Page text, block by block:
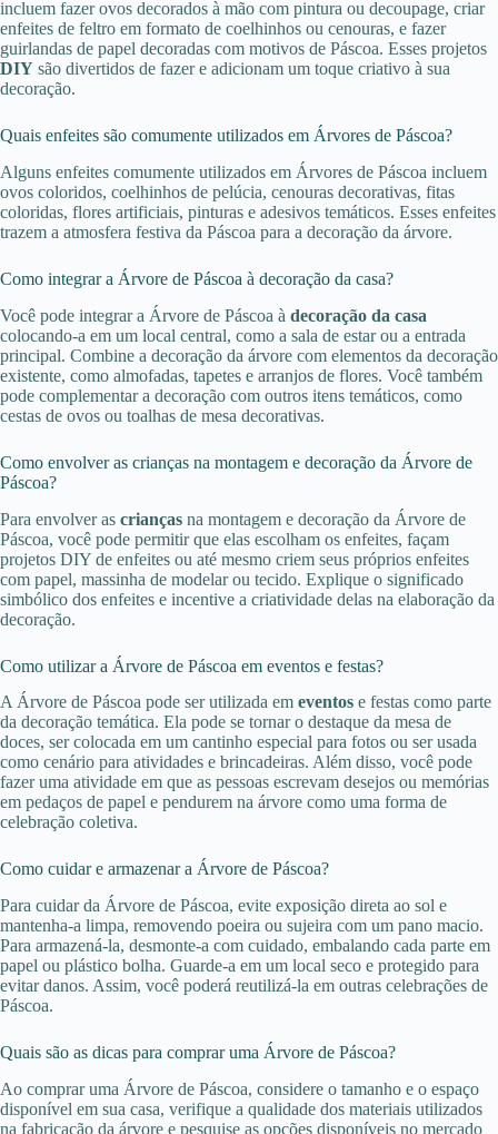
incluem fazer ovos decorados à mão com pintura ou decoupage, criar
enfeites de feltro em formato de coelhinhos ou cenouras, e fazer
guirlandas de papel decoradas com motivos de Páscoa. Esses projetos
DIY são divertidos de fazer e adicionam um toque criativo à sua
decoração.
Quais enfeites são comumente utilizados em Árvores de Páscoa?
Alguns enfeites comumente utilizados em Árvores de Páscoa incluem
ovos coloridos, coelhinhos de pelúcia, cenouras decorativas, fitas
coloridas, flores artificiais, pinturas e adesivos temáticos. Esses enfeites
trazem a atmosfera festiva da Páscoa para a decoração da árvore.
Como integrar a Árvore de Páscoa à decoração da casa?
Você pode integrar a Árvore de Páscoa à decoração da casa
colocando-a em um local central, como a sala de estar ou a entrada
principal. Combine a decoração da árvore com elementos da decoração
existente, como almofadas, tapetes e arranjos de flores. Você também
pode complementar a decoração com outros itens temáticos, como
cestas de ovos ou toalhas de mesa decorativas.
Como envolver as crianças na montagem e decoração da Árvore de
Páscoa?
Para envolver as crianças na montagem e decoração da Árvore de
Páscoa, você pode permitir que elas escolham os enfeites, façam
projetos DIY de enfeites ou até mesmo criem seus próprios enfeites
com papel, massinha de modelar ou tecido. Explique o significado
simbólico dos enfeites e incentive a criatividade delas na elaboração da
decoração.
Como utilizar a Árvore de Páscoa em eventos e festas?
A Árvore de Páscoa pode ser utilizada em eventos e festas como parte
da decoração temática. Ela pode se tornar o destaque da mesa de
doces, ser colocada em um cantinho especial para fotos ou ser usada
como cenário para atividades e brincadeiras. Além disso, você pode
fazer uma atividade em que as pessoas escrevam desejos ou memórias
em pedaços de papel e pendurem na árvore como uma forma de
celebração coletiva.
Como cuidar e armazenar a Árvore de Páscoa?
Para cuidar da Árvore de Páscoa, evite exposição direta ao sol e
mantenha-a limpa, removendo poeira ou sujeira com um pano macio.
Para armazená-la, desmonte-a com cuidado, embalando cada parte em
papel ou plástico bolha. Guarde-a em um local seco e protegido para
evitar danos. Assim, você poderá reutilizá-la em outras celebrações de
Páscoa.
Quais são as dicas para comprar uma Árvore de Páscoa?
Ao comprar uma Árvore de Páscoa, considere o tamanho e o espaço
disponível em sua casa, verifique a qualidade dos materiais utilizados
na fabricação da árvore e pesquise as opções disponíveis no mercado